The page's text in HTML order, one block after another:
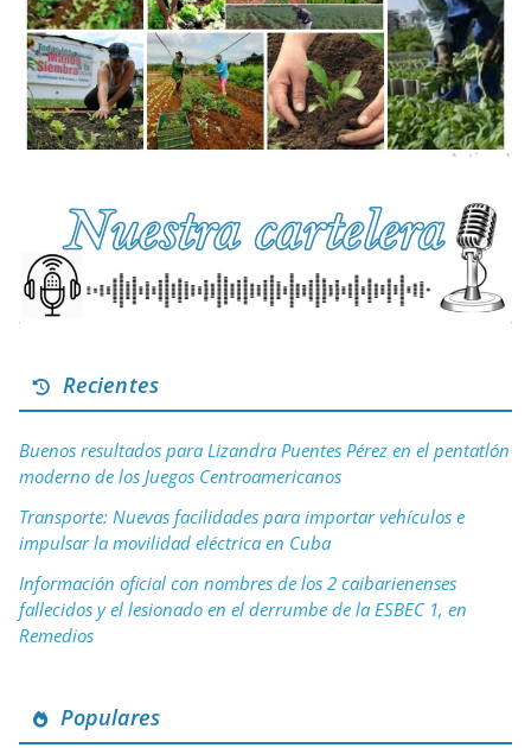
Recientes
Buenos resultados para Lizandra Puentes Pérez en el pentatlón
moderno de los Juegos Centroamericanos
Transporte: Nuevas facilidades para importar vehículos e
impulsar la movilidad eléctrica en Cuba
Información oficial con nombres de los 2 caibarienenses
fallecidos y el lesionado en el derrumbe de la ESBEC 1, en
Remedios
Populares